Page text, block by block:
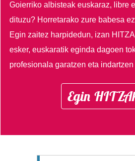
Goierriko albisteak euskaraz, libre
dituzu? Horretarako zure babesa
Egin zaitez harpidedun, izan
esker, euskaratik eginda dagoen
profesionala garatzen eta
Egin